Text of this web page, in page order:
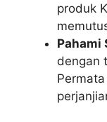
produk
Pahami
dengan